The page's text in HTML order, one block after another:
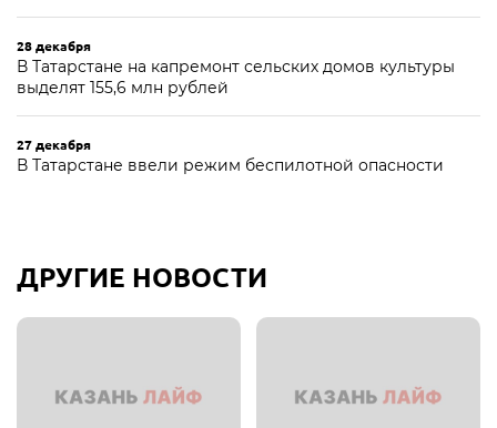
28 декабря
В Татарстане на капремонт сельских домов культуры
выделят 155,6 млн рублей
27 декабря
В Татарстане ввели режим беспилотной опасности
ДРУГИЕ НОВОСТИ